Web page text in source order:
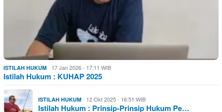
ISTILAH HUKUM 17 Jan 2026 - 17:11 WIB
Istilah Hukum : KUHAP 2025
ISTILAH HUKUM 12 Okt 2025 - 16:51 WIB
Istilah Hukum : Prinsip-Prinsip Hukum Pe…